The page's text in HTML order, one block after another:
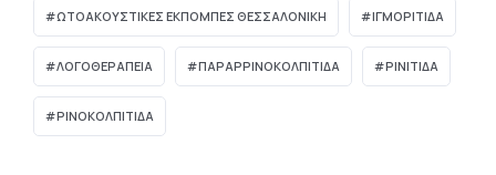
ΩΤΟΑΚΟΥΣΤΙΚΈΣ ΕΚΠΟΜΠΈΣ ΘΕΣΣΑΛΟΝΊΚΗ ΙΓΜΟΡΊΤΙΔΑ
ΛΟΓΟΘΕΡΑΠΕΊΑ ΠΑΡΑΡΡΙΝΟΚΟΛΠΊΤΙΔΑ ΡΙΝΊΤΙΔΑ
ΡΙΝΟΚΟΛΠΊΤΙΔΑ